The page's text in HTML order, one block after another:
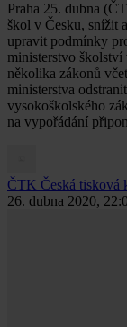
Praha 25. dubna
škol v Česku, snížit
upravit podmínky
ministerstvo
několika zákonů
ministerstva
vysokoškolského
na vypořádání
ČTK Česká tisková
26. dubna 2020,